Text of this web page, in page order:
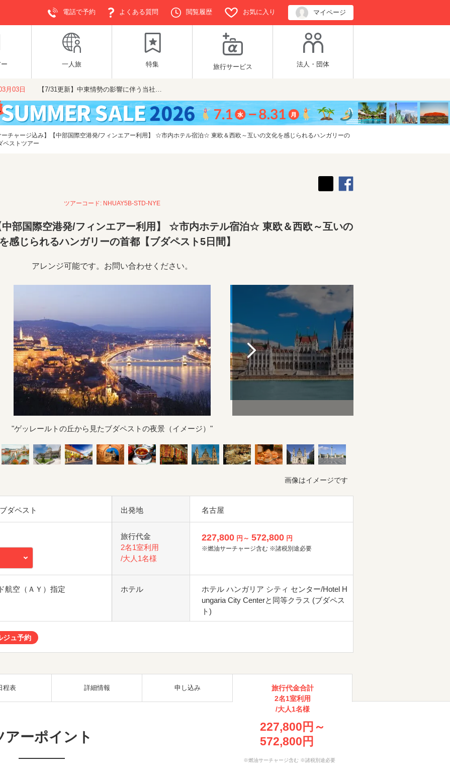
電話で予約 よくある質問 閲覧履歴 お気に入り マイページ
一人旅 特集 旅行サービス 法人・団体
月03日 【7/31更新】中東情勢の影響に伴う当社…
ーチャージ込み】【中部国際空港発/フィンエアー利用】 ☆市内ホテル宿泊☆ 東欧＆西欧～互いの文化を感じられるハンガリーの
ストツアー
ツアーコード: NHUAY5B-STD-NYE
中部国際空港発/フィンエアー利用】 ☆市内ホテル宿泊☆ 東欧＆西欧～互いの
感じられるハンガリーの首都【ブダペスト5日間】
アレンジ可能です。お問い合わせください。
"ゲッレールトの丘から見たブダペストの夜景（イメージ）"
画像はイメージです
ダペスト 出発地 名古屋
旅行代金
2名1室利用
/大人1名様
227,800 円～ 572,800 円
※燃油サーチャージ含む ※諸税別途必要
航空（ＡＹ）指定 ホテル
ホテル ハンガリア シティ センター/Hotel H
ungaria City Centerと同等クラス (ブダペス
ト)
ジュ予約
程表 詳細情報 申し込み
アーポイント
旅行代金合計
2名1室利用
/大人1名様
227,800円～
572,800円
※燃油サーチャージ含む ※諸税別途必要